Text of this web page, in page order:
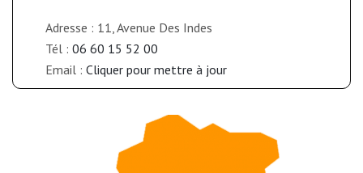
Adresse : 11, Avenue Des Indes
Tél : 06 60 15 52 00
Email : Cliquer pour mettre à jour